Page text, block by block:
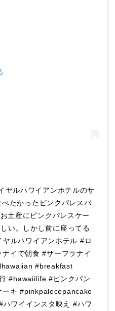
ヤルハワイアンホテルのサ
たかったピンクパレスパ
土産にピンクパレスケー
い。しかし前に座ってる
ルハワイアンホテル #ロ
イで朝食 #サーフラナイ
#breakfast
#hawaiilife #ピンクパン
ーキ #pinkpalecepancake
ワイインスタ映え #ハワ